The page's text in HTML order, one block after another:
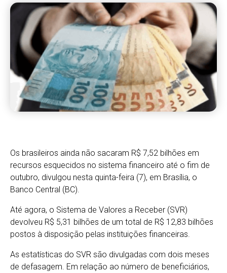
Os brasileiros ainda não sacaram R$ 7,52 bilhões em
recursos esquecidos no sistema financeiro até o fim de
outubro, divulgou nesta quinta-feira (7), em Brasília, o
Banco Central (BC).
Até agora, o Sistema de Valores a Receber (SVR)
devolveu R$ 5,31 bilhões de um total de R$ 12,83 bilhões
postos à disposição pelas instituições financeiras.
As estatísticas do SVR são divulgadas com dois meses
de defasagem. Em relação ao número de beneficiários,